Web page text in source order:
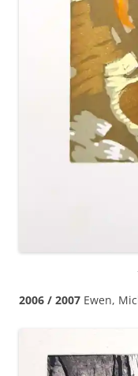
2006 / 2007 Ewen,